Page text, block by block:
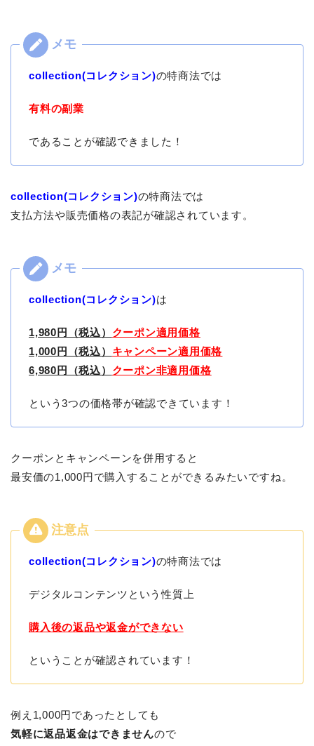
collection(コレクション)の特商法では
有料の副業
であることが確認できました！
collection(コレクション)の特商法では
支払方法や販売価格の表記が確認されています。
collection(コレクション)は
1,980円（税込） クーポン適用価格
1,000円（税込） キャンペーン適用価格
6,980円（税込） クーポン非適用価格
という3つの価格帯が確認できています！
クーポンとキャンペーンを併用すると
最安価の1,000円で購入することができるみたいですね。
collection(コレクション)の特商法では
デジタルコンテンツという性質上
購入後の返品や返金ができない
ということが確認されています！
例え1,000円であったとしても
気軽に返品返金はできませんので